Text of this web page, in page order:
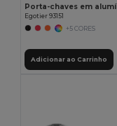
Egotier 93151
+5 CORES
Adicionar ao Carrinho